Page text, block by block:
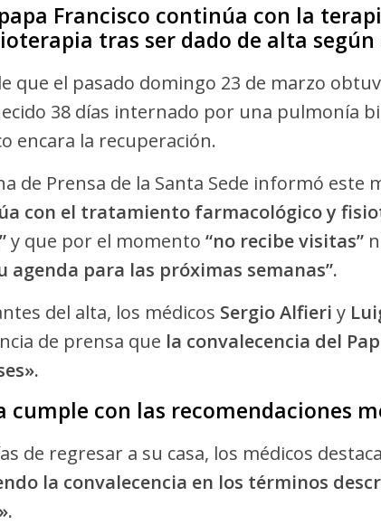
Francisco continúa con la
tras ser dado de alta
que el pasado domingo 23 de marzo
38 días internado por una pulmonía
encara la recuperación.
de Prensa de la Santa Sede informó este
con el tratamiento farmacológico y
y que por el momento “no recibe visitas”
agenda para las próximas semanas”.
del alta, los médicos Sergio Alfieri y
de prensa que la convalecencia del
cumple con las recomendaciones
de regresar a su casa, los médicos
la convalecencia en los términos